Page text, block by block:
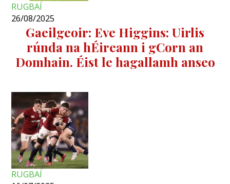
RUGBAÍ
26/08/2025
Gaeilgeoir: Eve Higgins: Uirlis
rúnda na hÉireann i gCorn an
Domhain. Éist le hagallamh anseo
RUGBAÍ